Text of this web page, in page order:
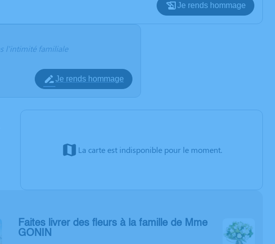
Je rends hommage
l'intimité familiale
Je rends hommage
La carte est indisponible pour le moment.
Faites livrer des fleurs à la famille de Mme
GONIN